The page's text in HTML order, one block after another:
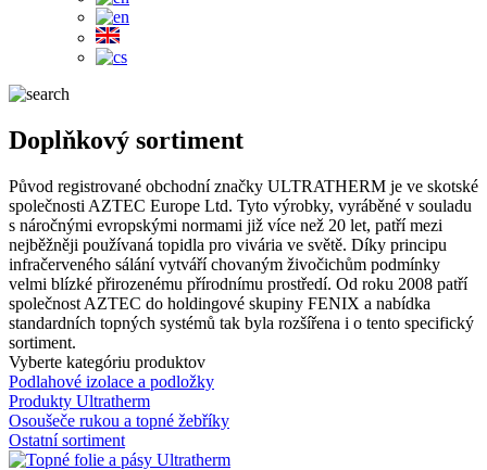
Doplňkový sortiment
Původ registrované obchodní značky ULTRATHERM je ve skotské
společnosti AZTEC Europe Ltd. Tyto výrobky, vyráběné v souladu
s náročnými evropskými normami již více než 20 let, patří mezi
nejběžněji používaná topidla pro vivária ve světě. Díky principu
infračerveného sálání vytváří chovaným živočichům podmínky
velmi blízké přirozenému přírodnímu prostředí. Od roku 2008 patří
společnost AZTEC do holdingové skupiny FENIX a nabídka
standardních topných systémů tak byla rozšířena i o tento specifický
sortiment.
Vyberte kategóriu produktov
Podlahové izolace a podložky
Produkty Ultratherm
Osoušeče rukou a topné žebříky
Ostatní sortiment